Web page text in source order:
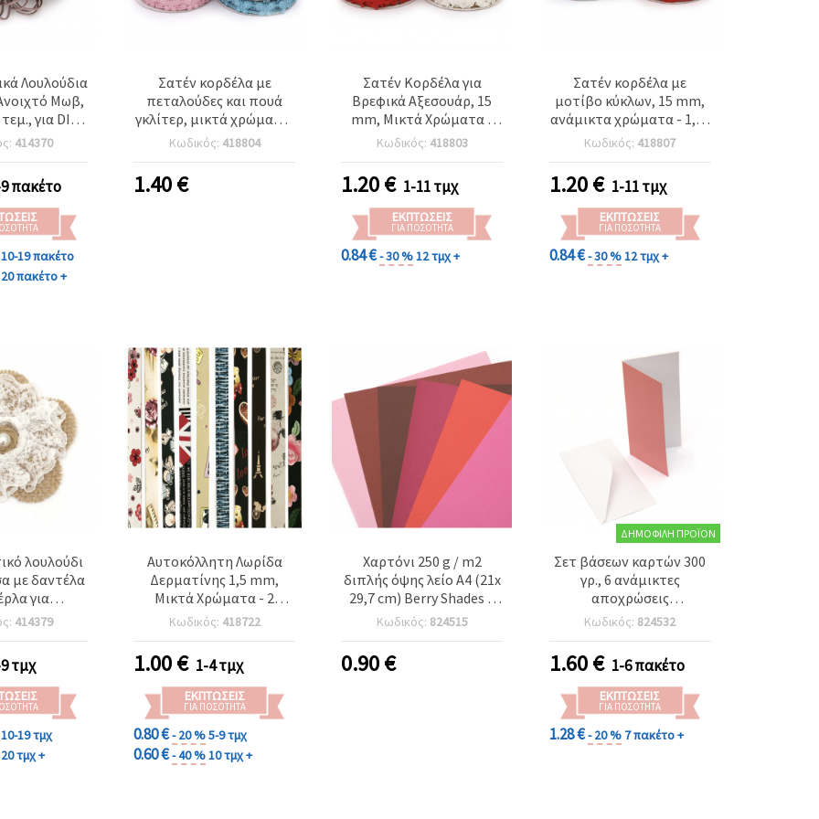
Λουλούδια
Μωβ,
για DIY
414370
πακέτο
10-19 πακέτο
20 πακέτο +
Σατέν κορδέλα με
πεταλούδες και πουά
γκλίτερ, μικτά χρώματα,
15 mm, 1,80 m
Κωδικός: 418804
1.40€
Σατέν Κορδέλα για
Βρεφικά Αξεσουάρ, 15
mm, Μικτά Χρώματα -
1,80 μέτρα
Κωδικός: 418803
1.20€ 1-11 τμχ
ΕΚΠΤΏΣΕΙΣ
ΓΙΑ ΠΟΣΌΤΗΤΑ
0.84 €- 30 %12 τμχ +
Σατέν κορδέλα με
μοτίβο κύκλων, 15 mm,
ανάμικτα χρώματα - 1,80
μέτρα
Κωδικός: 418807
1.20€ 1-11 τμχ
ΕΚΠΤΏΣΕΙΣ
ΓΙΑ ΠΟΣΌΤΗΤΑ
0.84 €- 30 %12 τμχ +
λουλούδι
με δαντέλα
για
70x70 mm
414379
τμχ
10-19 τμχ
20 τμχ +
Αυτοκόλλητη Λωρίδα
Δερματίνης 1,5 mm,
Μικτά Χρώματα - 2
μέτρα
Κωδικός: 418722
1.00€ 1-4 τμχ
ΕΚΠΤΏΣΕΙΣ
ΓΙΑ ΠΟΣΌΤΗΤΑ
0.80 €- 20 %5-9 τμχ
0.60 €- 40 %10 τμχ +
Χαρτόνι 250 g / m2
διπλής όψης λείο A4 (21x
29,7 cm) Berry Shades 6
χρώματα, ροζ-κόκκινο
αποχρώσεις -6 φύλλα
Κωδικός: 824515
0.90€
ΔΗΜΟΦΙΛΉ ΠΡΟΪΌΝ
Σετ βάσεων καρτών 300
γρ., 6 ανάμικτες
αποχρώσεις
εσπεριδοειδών, 10 x 21
εκ., με λευκούς φακέλους
100 γρ., 10,7 x 21,5 εκ., 6
τεμ., για χειροτεχνίες,
cardmaking &
scrapbooking
Κωδικός: 824532
1.60€ 1-6 πακέτο
ΕΚΠΤΏΣΕΙΣ
ΓΙΑ ΠΟΣΌΤΗΤΑ
1.28 €- 20 % 7 πακέτο +